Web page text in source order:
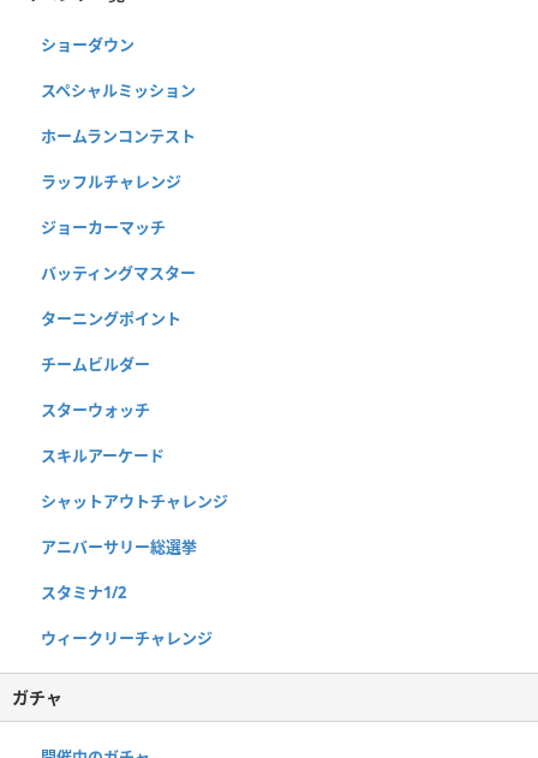
ショーダウン
スペシャルミッション
ホームランコンテスト
ラッフルチャレンジ
ジョーカーマッチ
バッティングマスター
ターニングポイント
チームビルダー
スターウォッチ
スキルアーケード
シャットアウトチャレンジ
アニバーサリー総選挙
スタミナ1/2
ウィークリーチャレンジ
ガチャ